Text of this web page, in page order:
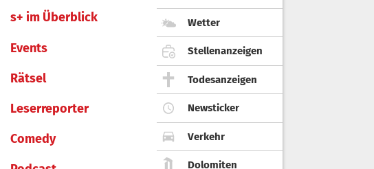
s+ im Überblick
Events
Rätsel
Leserreporter
Comedy
Wetter
Stellenanzeigen
Todesanzeigen
Newsticker
Verkehr
Dolomiten